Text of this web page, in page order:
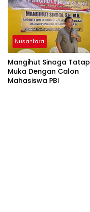
Nusantara
Mangihut Sinaga Tatap
Muka Dengan Calon
Mahasiswa PBI